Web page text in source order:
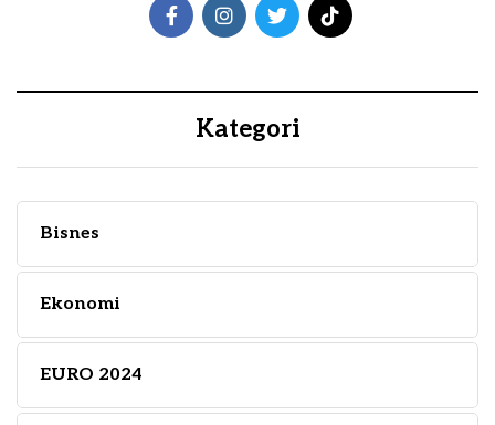
Kategori
Bisnes
Ekonomi
EURO 2024